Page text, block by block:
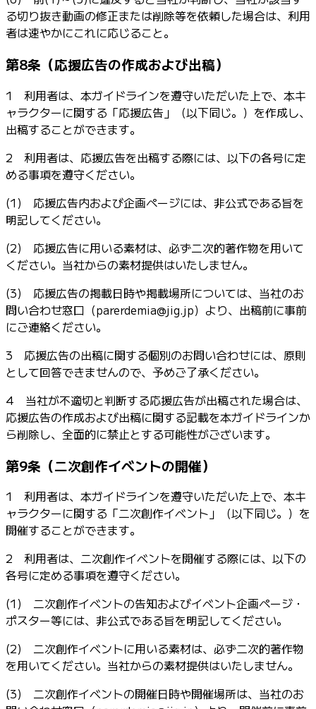
る切り抜き動画の修正または削除等を依頼した場合は、利用
者は速やかにこれに応じること。
第8条（応援広告の作成および出稿）
1 利用者は、本ガイドラインを遵守いただいた上で、本キ
ャラクターに関する「応援広告」（以下同じ。）を作成し、
出稿することができます。
2 利用者は、応援広告を出稿する際には、以下の各号に定
める事項を遵守ください。
(1) 応援広告内および企画ページには、非公式である旨を
明記してください。
(2) 応援広告に用いる素材は、必ず二次的著作物を用いて
ください。当社からの素材提供はいたしません。
(3) 応援広告の掲載日時や掲載場所については、当社のお
問い合わせ窓口（parerdemia@jig.jp）より、出稿前に事前
にご連絡ください。
3 応援広告の出稿に関する個別のお問い合わせには、原則
として回答できませんので、予めご了承ください。
4 当社が不適切と判断する応援広告が出稿された場合は、
応援広告の作成および出稿に関する記載を本ガイドラインか
ら削除し、全面的に禁止とする可能性がございます。
第9条（二次創作イベントの開催）
1 利用者は、本ガイドラインを遵守いただいた上で、本キ
ャラクターに関する「二次創作イベント」（以下同じ。）を
開催することができます。
2 利用者は、二次創作イベントを開催する際には、以下の
各号に定める事項を遵守ください。
(1) 二次創作イベントの告知およびイベント企画ページ・
ポスター等には、非公式である旨を明記してください。
(2) 二次創作イベントに用いる素材は、必ず二次的著作物
を用いてください。当社からの素材提供はいたしません。
(3) 二次創作イベントの開催日時や開催場所は、当社のお